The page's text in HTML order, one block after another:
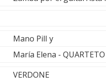
Mano PilI y
María Elena -
VERDONE